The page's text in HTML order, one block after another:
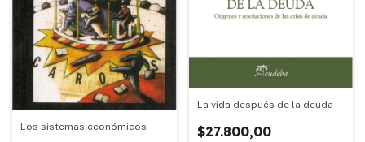
Los sistemas económicos
La vida después de la deuda
$27.800,00